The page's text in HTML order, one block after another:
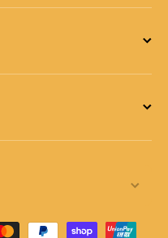
di pagamento